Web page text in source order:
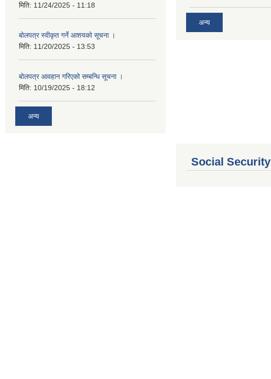
मिति: 11/24/2025 - 11:18
बोलपत्र स्वीकृत गर्ने आशयको सूचना ।
मिति: 11/20/2025 - 13:53
बोलपत्र आवहान गरिएको सम्बन्धि सूचना ।
मिति: 10/19/2025 - 18:12
अन्य
अन्य
Social Security